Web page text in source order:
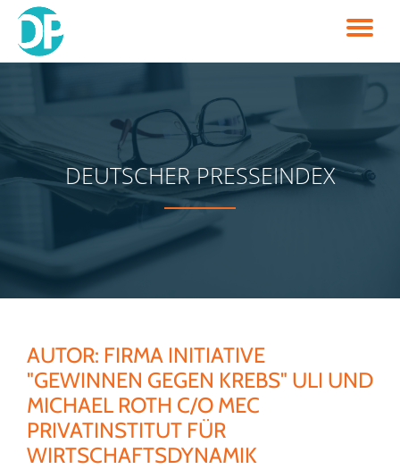
Skip
to
DEUTSCHER PRESSEINDEX
AUTOR: FIRMA INITIATIVE
"GEWINNEN GEGEN KREBS" ULI UND
MICHAEL ROTH C/O MEC
PRIVATINSTITUT FÜR
WIRTSCHAFTSDYNAMIK